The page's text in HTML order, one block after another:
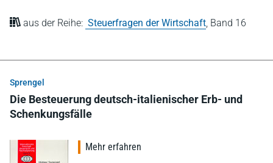
aus der Reihe: Steuerfragen der Wirtschaft Band 16
Sprengel
Die Besteuerung deutsch-italienischer Erb- und
Schenkungsfälle
Mehr erfahren